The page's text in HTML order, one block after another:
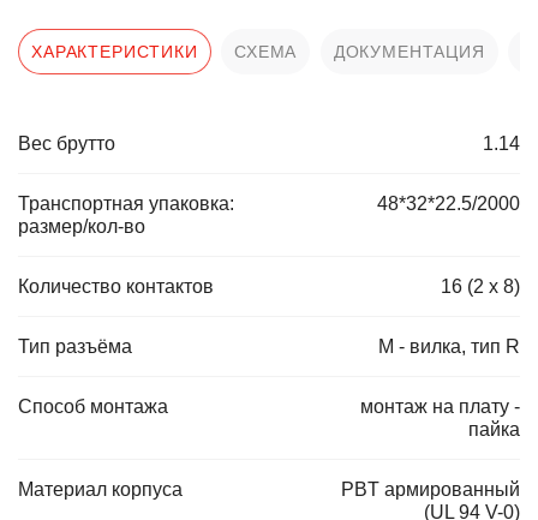
ХАРАКТЕРИСТИКИ СХЕМА ДОКУМЕНТАЦИЯ
Вес брутто 1.14
Транспортная упаковка:
размер/кол-во
48*32*22.5/2000
Количество контактов 16 (2 x 8)
Тип разъёма М - вилка, тип R
Способ монтажа
монтаж на плату -
пайка
Материал корпуса
PBT армированный
(UL 94 V-0)